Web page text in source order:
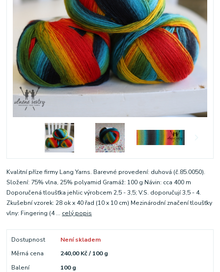
Kvalitní příze firmy Lang Yarns. Barevné provedení: duhová (č.85.0050).
Složení: 75% vlna, 25% polyamid Gramáž: 100 g Návin: cca 400 m
Doporučená tloušťka jehlic výrobcem 2,5 - 3,5; V.S. doporučují 3,5 - 4.
Zkušební vzorek: 28 ok x 40 řad (10 x 10 cm) Mezinárodní značení tloušťky
vlny: Fingering (4 ... celý popis
Dostupnost
Není skladem
Měrná cena
240,00 Kč / 100 g
Balení
100 g